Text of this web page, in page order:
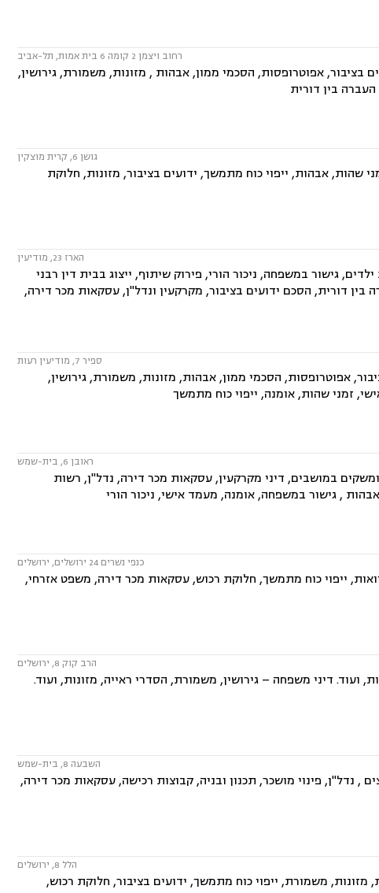
רחוב ויצמן 2 קומה 6 בית אמות, תל-אביב
אפוטרופסות, הסכמי ממון, אבהות , מזונות, משמורת, גירושין,
בין דורית
גושן 6, קרית מוצקין
שהות, אבהות, ייפוי כוח מתמשך, ידועים בציבור, מזונות, חלוקת
הארז 23, מודיעין
גישור במשפחה, ניכור הורי, פירוק שיתוף, ייצוג בבית דין רבני
בין דורית, הסכם ידועים בציבור, מקרקעין ונדל"ן, עסקאות מכר דירה,
ספיר 7, מודיעין רעות
אפוטרופסות, הסכמי ממון, אבהות, מזונות, משמורת, גירושין,
זמני שהות, אומנה, ייפוי כוח מתמשך
ראובן 6, בית-שמש
במושבים, דיני מקרקעין, עסקאות מכר דירה, נדל"ן, רשות
, גישור במשפחה, אומנה, מעמד אישי, ניכור הורי
כנפי נשרים 24 ירושלים, ירושלים
ייפוי כוח מתמשך, חלוקת רכוש, עסקאות מכר דירה, משפט אזרחי,
הרב קוק 8, ירושלים
ועוד. דיני משפחה – גירושין, משמורת, הסדרי ראייה, מזונות, ועוד.
השבעה 8, בית-שמש
מקרקעין, פינוי בינוי, תמ"א 38, מושבים וקיבוצים , נדל"ן, פינוי מושכר, תכנון ובניה, קבוצות רכישה, עסקאות מכר דירה,
הלל 8, ירושלים
משמורת, ייפוי כוח מתמשך, ידועים בציבור, חלוקת רכוש,